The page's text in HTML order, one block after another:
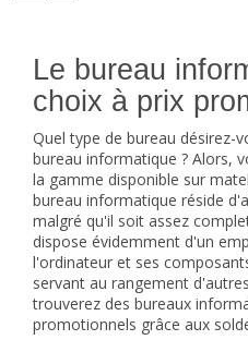
permettent de jouir plus de la vie.
Le bureau
choix à prix
Quel type de bureau désirez-
bureau informatique ? Alors,
la gamme disponible sur
bureau informatique réside
malgré qu'il soit assez
dispose évidemment d'un
l'ordinateur et ses
servant au rangement
trouverez des bureaux
promotionnels grâce aux